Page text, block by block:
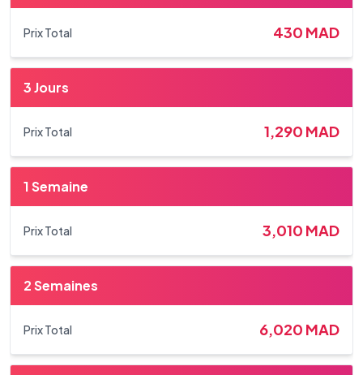
Prix Total 430 MAD
3 Jours
Prix Total 1,290 MAD
1 Semaine
Prix Total 3,010 MAD
2 Semaines
Prix Total 6,020 MAD